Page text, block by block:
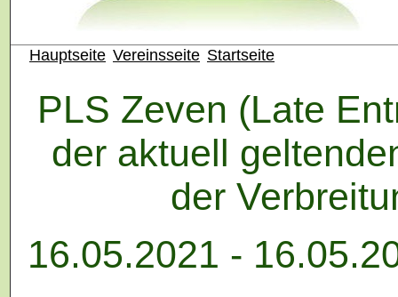
Hauptseite Vereinsseite Startseite
PLS Zeven (Late
der aktuell
der
16.05.2021 -